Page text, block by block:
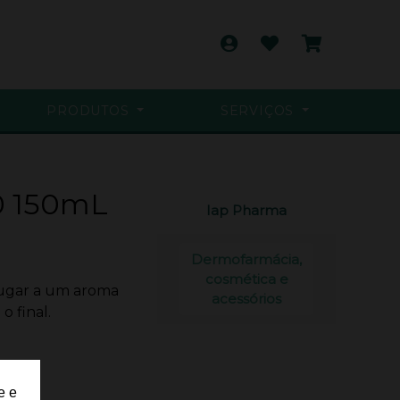
e
PRODUTOS SERVIÇOS
150mL
a um aroma
final.
Iap Pharma
Dermofarmácia,
cosmética e
acessórios